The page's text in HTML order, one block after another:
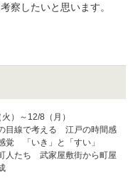
察したいと思います。
）～12/8（月）
目線で考える　江戸の時間感
　「いき」と「すい」
人たち　武家屋敷街から町屋